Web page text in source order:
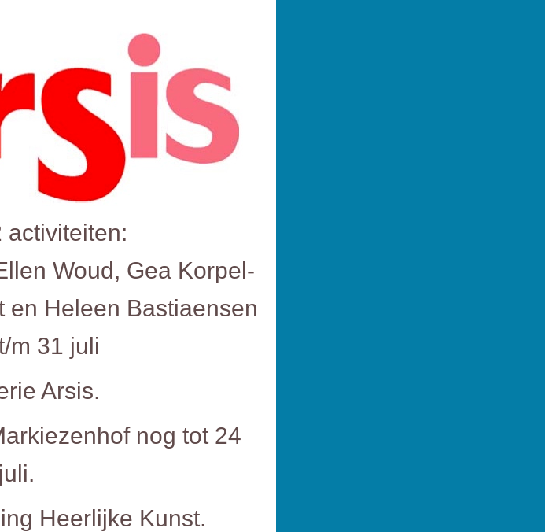
activiteiten:
Woud, Gea Korpel-
en Heleen Bastiaensen
m 31 juli
Arsis.
nog tot 24
juli.
Heerlijke Kunst.